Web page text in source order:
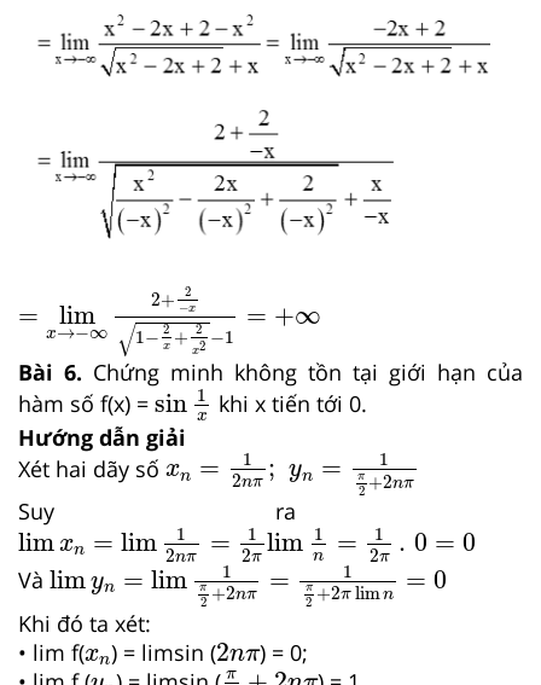
= lim
x→−∞
2+
2
−x
√1− 2
x + 2
x2 −1
= +∞
2 + 2
Bài 6. Chứng minh không tồn tại giới hạn của
hàm số f(x) = sin 1
x
sin1xkhi x tiến tới 0.
Hướng dẫn giải
Xét hai dãy số xn =
1
2nπ ; yn = 1
π
2 +2nπ
xn n 2
Suy ra
limxn = lim
1
2nπ =
1
2π lim 1
n =
1
2π . 0 = 0
lim lim n 2 πlim 1 2 .0 0
Và limyn = lim 1
π
2 +2nπ = 1
π
2 +2π limn = 0
lim lim1π + 2n 1π 2 2π limn
Khi đó ta xét:
• lim f(xn
xn) = limsin (2nπ
2nπ) = 0;
yn π
π2+ 2nπ